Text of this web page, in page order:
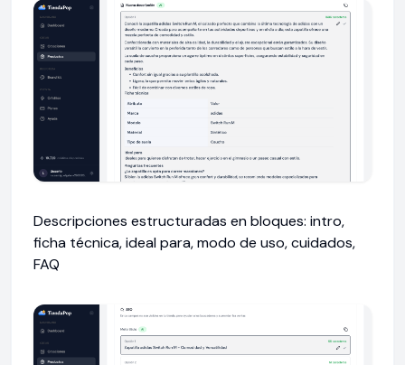
Descripciones estructuradas en bloques: intro,
ficha técnica, ideal para, modo de uso, cuidados,
FAQ